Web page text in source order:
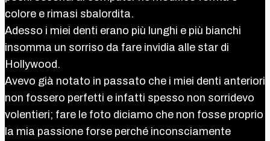
colore e rimasi sbalordita.
Adesso i miei denti erano più lunghi e più bianchi
insomma un sorriso da fare invidia alle star di
Hollywood.
Avevo già notato in passato che i miei denti anteriori
non fossero perfetti e infatti spesso non sorridevo
volentieri; fare le foto diciamo che non fosse proprio
la mia passione forse perché inconsciamente